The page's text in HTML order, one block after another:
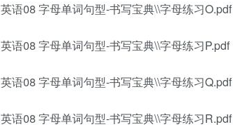
英语08 字母单词句型-书写宝典\\字母练习O.pdf
英语08 字母单词句型-书写宝典\\字母练习P.pdf
英语08 字母单词句型-书写宝典\\字母练习Q.pdf
英语08 字母单词句型-书写宝典\\字母练习R.pdf